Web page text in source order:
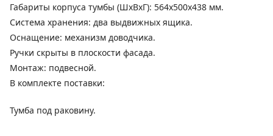
Габариты корпуса тумбы (ШхВхГ): 564х500х438 мм.
Система хранения: два выдвижных ящика.
Оснащение: механизм доводчика.
Ручки скрыты в плоскости фасада.
Монтаж: подвесной.
В комплекте поставки:
Тумба под раковину.